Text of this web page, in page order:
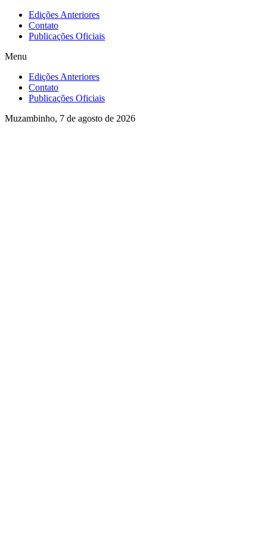
para
Edições Anteriores
Contato
Publicações Oficiais
Menu
Edições Anteriores
Contato
Publicações Oficiais
Muzambinho, 7 de agosto de 2026